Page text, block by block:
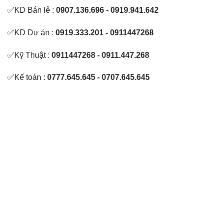
✅KD Bán lẻ : 0907.136.696 - 0919.941.642
✅KD Dự án : 0919.333.201 - 0911447268
✅Kỹ Thuật : 0911447268 - 0911.447.268
✅Kế toán : 0777.645.645 - 0707.645.645